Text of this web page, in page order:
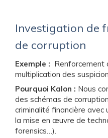
Investigation de
de corruption
Exemple : Renforcement
multiplication des
Pourquoi Kalon : Nous
des schémas de
criminalité financière
la mise en œuvre de
forensics…).